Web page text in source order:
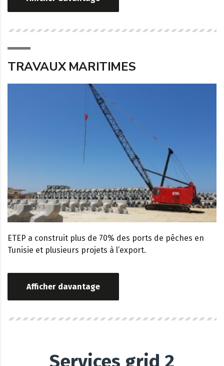
TRAVAUX MARITIMES
ETEP a construit plus de 70% des ports de pêches en
Tunisie et plusieurs projets à l’export.
Afficher davantage
Services grid 2